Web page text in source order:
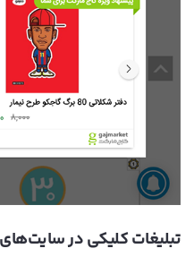
تبلیغات کلیکی در